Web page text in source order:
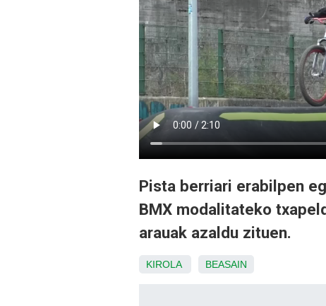
Pista berriari erabilpen
BMX modalitateko
arauak azaldu zituen.
KIROLA BEASAIN